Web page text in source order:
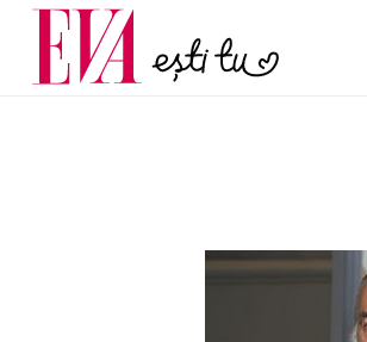
Carieră
Actualitate